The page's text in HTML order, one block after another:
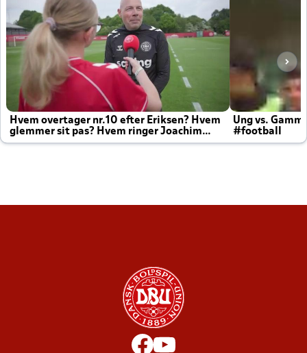
Hvem overtager nr.10 efter Eriksen? Hvem
glemmer sit pas? Hvem ringer Joachim
altid til efter kampe?
Ung vs.
#football